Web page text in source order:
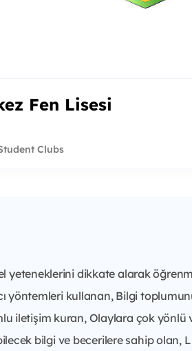
Fen Lisesi
Clubs
yeteneklerini dikkate alarak
yöntemleri kullanan, Bilgi
iletişim kuran, Olaylara çok yönlü
bilgi ve becerilere sahip olan,